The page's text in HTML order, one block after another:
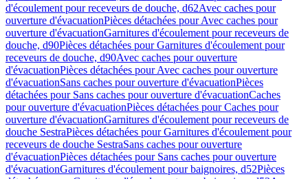
d'écoulement pour receveurs de douche, d62Avec caches pour
ouverture d'évacuationPièces détachées pour Avec caches pour
ouverture d'évacuationGarnitures d'écoulement pour receveurs de
douche, d90Pièces détachées pour Garnitures d'écoulement pour
receveurs de douche, d90Avec caches pour ouverture
d'évacuationPièces détachées pour Avec caches pour ouverture
d'évacuationSans caches pour ouverture d'évacuationPièces
détachées pour Sans caches pour ouverture d'évacuationCaches
pour ouverture d'évacuationPièces détachées pour Caches pour
ouverture d'évacuationGarnitures d'écoulement pour receveurs de
douche SestraPièces détachées pour Garnitures d'écoulement pour
receveurs de douche SestraSans caches pour ouverture
d'évacuationPièces détachées pour Sans caches pour ouverture
d'évacuationGarnitures d'écoulement pour baignoires, d52Pièces